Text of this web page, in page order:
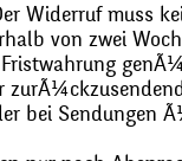
Widerruf muss
von zwei
bei Sendungen